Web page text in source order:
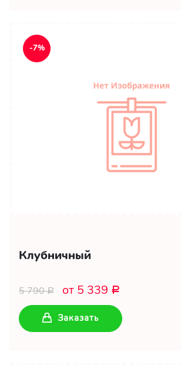
-7%
Клубничный
5 790Р от 5 339 Р
Заказать